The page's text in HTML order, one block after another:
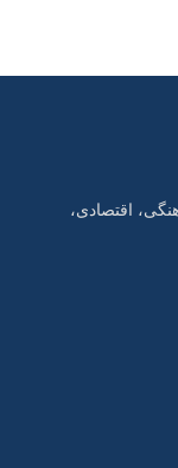
اقتصادی،